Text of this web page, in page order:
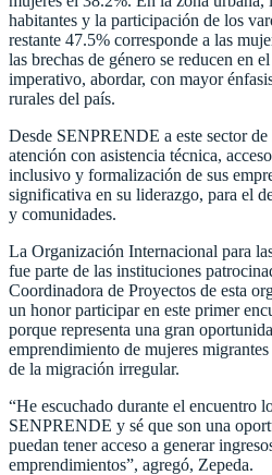
habitantes y la participación de los
restante 47.5% corresponde a las
las brechas de género se reducen en
imperativo, abordar, con mayor
rurales del país.
Desde SENPRENDE a este sector
atención con asistencia técnica,
inclusivo y formalización de sus
significativa en su liderazgo, para el
y comunidades.
La Organización Internacional para
fue parte de las instituciones
Coordinadora de Proyectos de esta
un honor participar en este primer
porque representa una gran
emprendimiento de mujeres
de la migración irregular.
“He escuchado durante el encuentro
SENPRENDE y sé que son una
puedan tener acceso a generar
emprendimientos”, agregó, Zepeda.